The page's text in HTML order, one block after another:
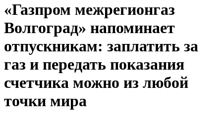
«Газпром межрегионгаз
Волгоград» напоминает
отпускникам: заплатить за
газ и передать показания
счетчика можно из любой
точки мира